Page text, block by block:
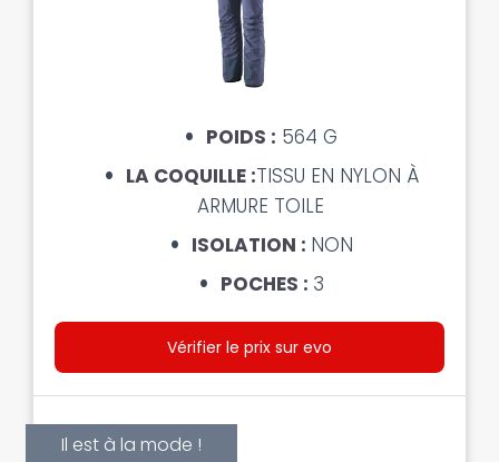
POIDS : 564 G
LA COQUILLE :TISSU EN NYLON À
ARMURE TOILE
ISOLATION : NON
POCHES : 3
Vérifier le prix sur evo
Il est à la mode !